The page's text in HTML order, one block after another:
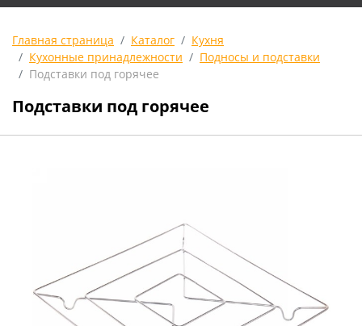
Главная страница Каталог
Кухня
Кухонные принадлежности
Подносы и подставки
Подставки под горячее
Подставки под горячее